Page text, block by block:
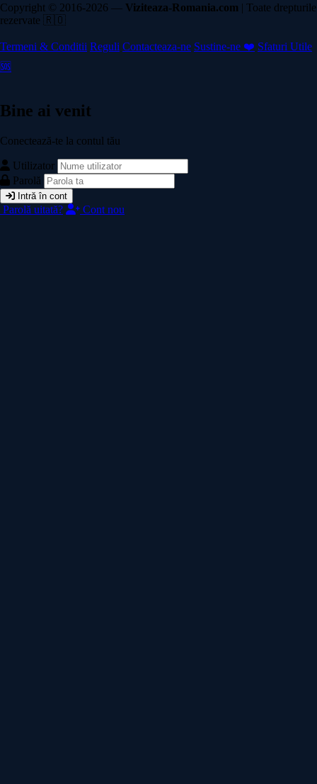
Copyright © 2016-2026 — Viziteaza-Romania.com | Toate drepturile
rezervate 🇷🇴
Termeni & Conditii Reguli Contacteaza-ne Sustine-ne ❤️ Sfaturi Utile
🆘
Bine ai venit
Conectează-te la contul tău
Utilizator
Parolă
Intră în cont
Parolă uitată? Cont nou